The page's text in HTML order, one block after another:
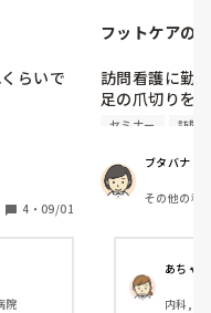
らいで
たい欲
、皆さ
4 ・ 09/01
院
フットケアの
訪問看護に勤
足の爪切りを
っかり学ぼう
いうところで
れるようです
めて知りまし
こちらで開催
ことのある方
いただけると
セミナー 訪問
ブタバナ
その他の科,
あちゃ
内科, 外